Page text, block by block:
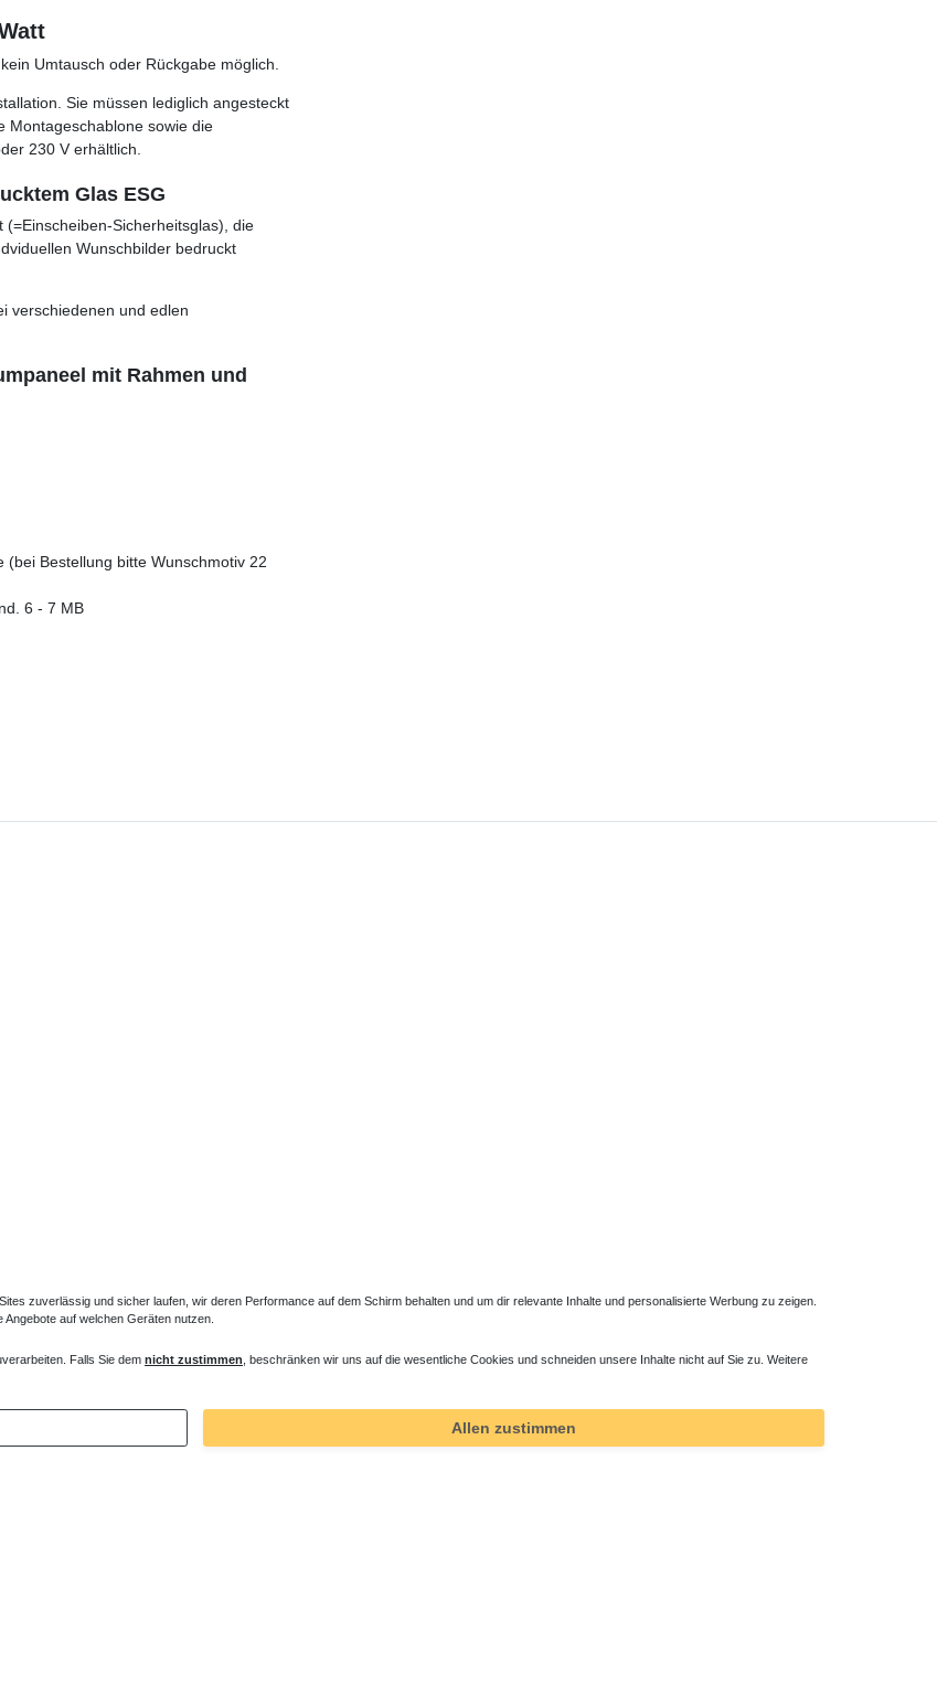
Umtausch oder Rückgabe möglich.
Sie müssen lediglich angesteckt
Montageschablone sowie die
230 V erhältlich.
Glas ESG
Sicherheitsglas), die
Wunschbilder bedruckt
verschiedenen und edlen
mit Rahmen und
(bei Bestellung bitte Wunschmotiv 22
6 - 7 MB
zuverlässig und sicher laufen, wir deren Performance auf dem Schirm behalten und um dir relevante Inhalte und personalisierte Werbung zu zeigen.
auf welchen Geräten nutzen.
Falls Sie dem nicht zustimmen , beschränken wir uns auf die wesentliche Cookies und schneiden unsere Inhalte nicht auf Sie zu. Weitere
Allen zustimmen